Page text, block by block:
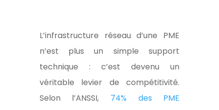
L’infrastructure réseau d’une PME
n’est plus un simple support
technique : c’est devenu un
véritable levier de compétitivité.
Selon l’ANSSI,
74% des PME